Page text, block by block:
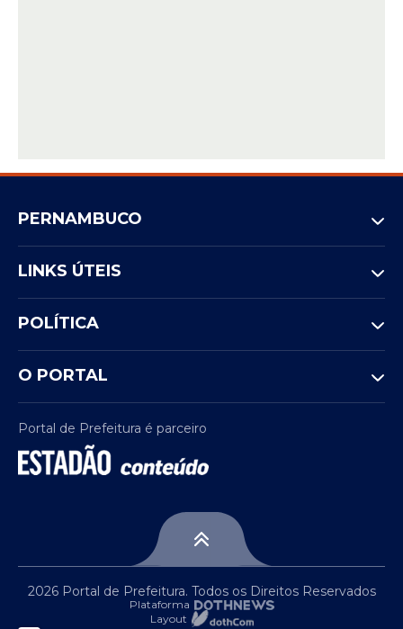
PERNAMBUCO
LINKS ÚTEIS
POLÍTICA
O PORTAL
Portal de Prefeitura é parceiro
2026 Portal de Prefeitura. Todos os Direitos Reservados
Plataforma
Layout